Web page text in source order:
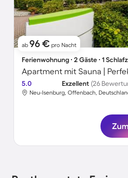
ab 96 € pro Nacht
Ferienwohnung ∙ 2 Gäste ∙ 1
5.0 Exzellent (26
Neu-Isenburg, Offenbach,